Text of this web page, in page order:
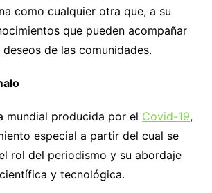
como cualquier otra que, a su
que pueden acompañar
de las comunidades.
mundial producida por el Covid-19,
especial a partir del cual se
rol del periodismo y su abordaje
y tecnológica.